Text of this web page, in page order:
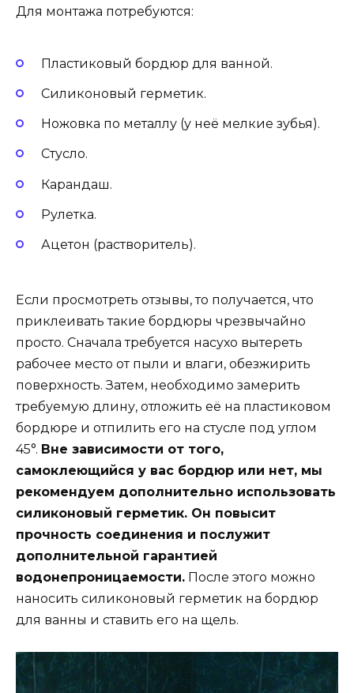
Для монтажа потребуются:
Пластиковый бордюр для ванной.
Силиконовый герметик.
Ножовка по металлу (у неё мелкие зубья).
Стусло.
Карандаш.
Рулетка.
Ацетон (растворитель).
Если просмотреть отзывы, то получается, что
приклеивать такие бордюры чрезвычайно
просто. Сначала требуется насухо вытереть
рабочее место от пыли и влаги, обезжирить
поверхность. Затем, необходимо замерить
требуемую длину, отложить её на пластиковом
бордюре и отпилить его на стусле под углом
45°. Вне зависимости от того,
самоклеющийся у вас бордюр или нет, мы
рекомендуем дополнительно использовать
силиконовый герметик. Он повысит
прочность соединения и послужит
дополнительной гарантией
водонепроницаемости. После этого можно
наносить силиконовый герметик на бордюр
для ванны и ставить его на щель.